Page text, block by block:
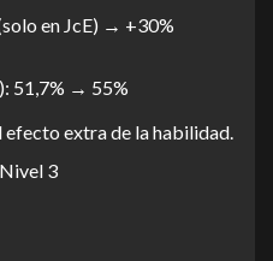
en JcE) → +30%
51,7% → 55%
efecto extra de la habilidad.
3